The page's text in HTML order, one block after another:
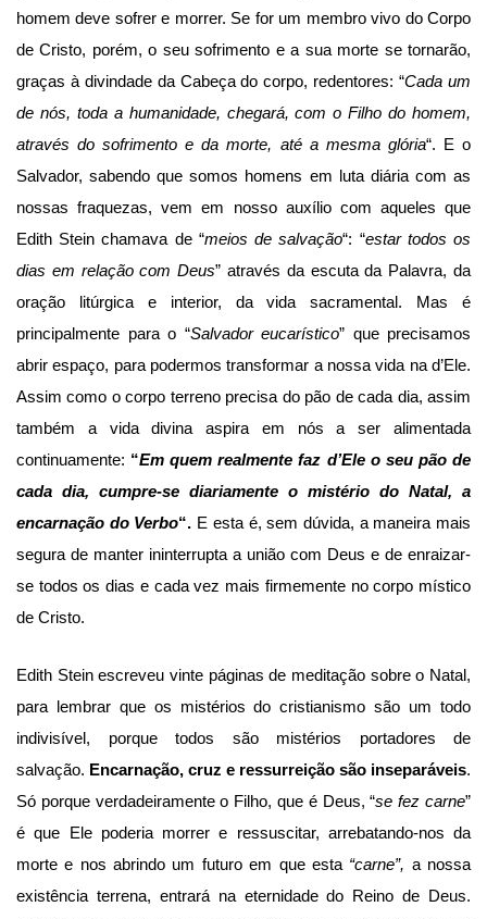
homem deve sofrer e morrer. Se for um membro vivo do Corpo
de Cristo, porém, o seu sofrimento e a sua morte se tornarão,
graças à divindade da Cabeça do corpo, redentores: “Cada um
de nós, toda a humanidade, chegará, com o Filho do homem,
através do sofrimento e da morte, até a mesma glória“. E o
Salvador, sabendo que somos homens em luta diária com as
nossas fraquezas, vem em nosso auxílio com aqueles que
Edith Stein chamava de “meios de salvação“: “estar todos os
dias em relação com Deus” através da escuta da Palavra, da
oração litúrgica e interior, da vida sacramental. Mas é
principalmente para o “Salvador eucarístico” que precisamos
abrir espaço, para podermos transformar a nossa vida na d’Ele.
Assim como o corpo terreno precisa do pão de cada dia, assim
também a vida divina aspira em nós a ser alimentada
continuamente: “Em quem realmente faz d’Ele o seu pão de
cada dia, cumpre-se diariamente o mistério do Natal, a
encarnação do Verbo“. E esta é, sem dúvida, a maneira mais
segura de manter ininterrupta a união com Deus e de enraizar-
se todos os dias e cada vez mais firmemente no corpo místico
de Cristo.
Edith Stein escreveu vinte páginas de meditação sobre o Natal,
para lembrar que os mistérios do cristianismo são um todo
indivisível, porque todos são mistérios portadores de
salvação. Encarnação, cruz e ressurreição são inseparáveis.
Só porque verdadeiramente o Filho, que é Deus, “se fez carne”
é que Ele poderia morrer e ressuscitar, arrebatando-nos da
morte e nos abrindo um futuro em que esta “carne”, a nossa
existência terrena, entrará na eternidade do Reino de Deus.